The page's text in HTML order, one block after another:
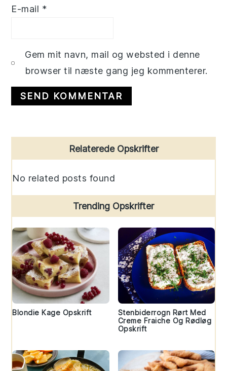
E-mail *
Gem mit navn, mail og websted i denne
browser til næste gang jeg kommenterer.
Sidebar
Relaterede Opskrifter
No related posts found
Trending Opskrifter
Blondie Kage Opskrift
Stenbiderrogn Rørt Med
Creme Fraiche Og Rødløg
Opskrift